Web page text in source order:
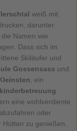
weiß mit
darunter
Namen wie
Dass sich im
Skiläufer und
Gossensass und
, ein
eine wohlverdiente
oder
zu genießen.